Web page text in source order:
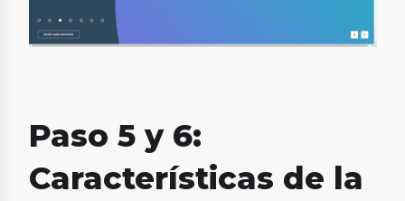
Paso 5 y 6:
Características de la